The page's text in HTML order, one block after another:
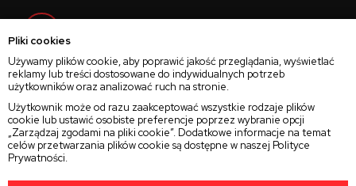
Pliki cookies
Używamy plików cookie, aby poprawić jakość przeglądania, wyświetlać
reklamy lub treści dostosowane do indywidualnych potrzeb
użytkowników oraz analizować ruch na stronie.
Użytkownik może od razu zaakceptować wszystkie rodzaje plików
cookie lub ustawić osobiste preferencje poprzez wybranie opcji
„Zarządzaj zgodami na pliki cookie”. Dodatkowe informacje na temat
celów przetwarzania plików cookie są dostępne w naszej Polityce
Prywatności.
Instagram
Twitter